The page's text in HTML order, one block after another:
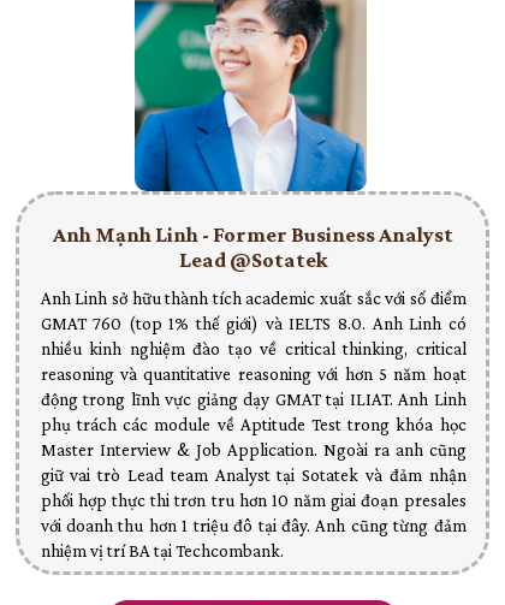
Anh Linh sở hữu thành tích academic xuất sắc với số điểm
GMAT 760 (top 1% thế giới) và IELTS 8.0. Anh Linh có
nhiều kinh nghiệm đào tạo về critical thinking, critical
reasoning và quantitative reasoning với hơn 5 năm hoạt
động trong lĩnh vực giảng dạy GMAT tại ILIAT. Anh Linh
phụ trách các module về Aptitude Test trong khóa học
Master Interview & Job Application. Ngoài ra anh cũng
giữ vai trò Lead team Analyst tại Sotatek và đảm nhận
phối hợp thực thi trơn tru hơn 10 năm giai đoạn presales
với doanh thu hơn 1 triệu đô tại đây. Anh cũng từng đảm
nhiệm vị trí BA tại Techcombank.
Anh Mạnh Linh - Former Business Analyst
Lead @Sotatek